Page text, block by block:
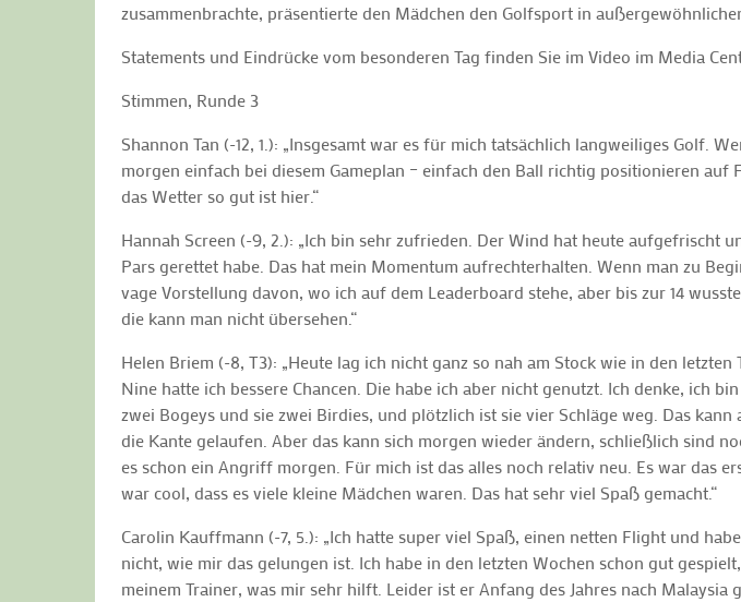
zusammenbrachte, präsentierte den Mädchen den Golfsport in
Statements und Eindrücke vom besonderen Tag finden Sie im Video im Media
Stimmen, Runde 3
Shannon Tan (-12, 1.): „Insgesamt war es für mich tatsächlich langweiliges Golf.
morgen einfach bei diesem Gameplan – einfach den Ball richtig positionieren
das Wetter so gut ist hier.“
Hannah Screen (-9, 2.): „Ich bin sehr zufrieden. Der Wind hat heute aufgefrischt
Pars gerettet habe. Das hat mein Momentum aufrechterhalten. Wenn man zu
vage Vorstellung davon, wo ich auf dem Leaderboard stehe, aber bis zur 14
die kann man nicht übersehen.“
Helen Briem (-8, T3): „Heute lag ich nicht ganz so nah am Stock wie in den
Nine hatte ich bessere Chancen. Die habe ich aber nicht genutzt. Ich denke, ich
zwei Bogeys und sie zwei Birdies, und plötzlich ist sie vier Schläge weg. Das
die Kante gelaufen. Aber das kann sich morgen wieder ändern, schließlich sind
es schon ein Angriff morgen. Für mich ist das alles noch relativ neu. Es war das
war cool, dass es viele kleine Mädchen waren. Das hat sehr viel Spaß gemacht.“
Carolin Kauffmann (-7, 5.): „Ich hatte super viel Spaß, einen netten Flight und
nicht, wie mir das gelungen ist. Ich habe in den letzten Wochen schon gut
meinem Trainer, was mir sehr hilft. Leider ist er Anfang des Jahres nach